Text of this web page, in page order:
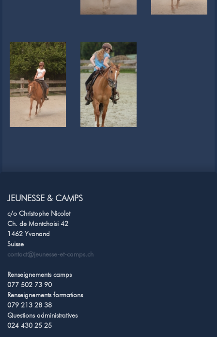
JEUNESSE & CAMPS
c/o Christophe Nicolet
Ch. de Montchoisi 42
1462 Yvonand
Suisse
contact@jeunesse-et-camps.ch
Renseignements camps
077 502 73 90
Renseignements formations
079 213 28 38
Questions administratives
024 430 25 25